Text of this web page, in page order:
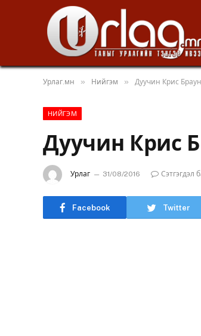
Урлаг.мн » Нийгэм » Дуучин Крис
НИЙГЭМ
Дуучин Крис
Урлаг 31/08/2016 Сэтгэгдэл
Facebook Twitter